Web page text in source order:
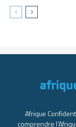
Afrique
comprendre